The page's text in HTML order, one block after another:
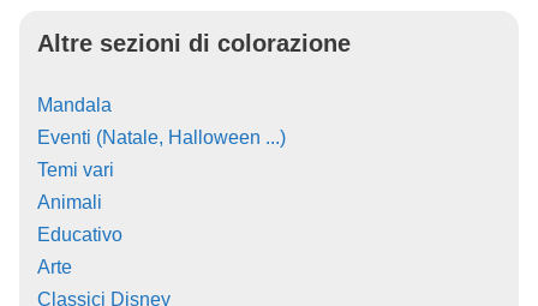
Altre sezioni di colorazione
Mandala
Eventi (Natale, Halloween ...)
Temi vari
Animali
Educativo
Arte
Classici Disney